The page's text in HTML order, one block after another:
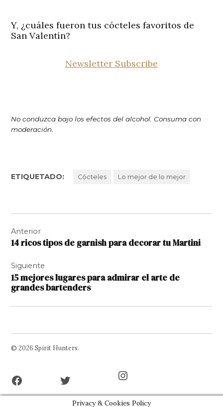
Y, ¿cuáles fueron tus cócteles favoritos de
San Valentín?
Newsletter Subscribe
No conduzca bajo los efectos del alcohol. Consuma con
moderación.
ETIQUETADO: Cócteles Lo mejor de lo mejor
de
entradas
Anterior
14 ricos tipos de garnish para decorar tu Martini
Siguiente
15 mejores lugares para admirar el arte de
grandes bartenders
© 2026 Spirit Hunters.
Privacy & Cookies Policy